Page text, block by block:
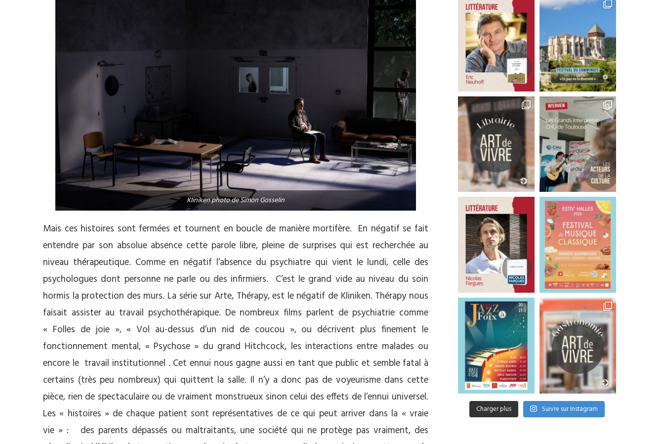
Kliniken photo de Simon Gosselin
Mais ces histoires sont fermées et tournent en boucle de manière mortifère. En négatif se fait
entendre par son absolue absence cette parole libre, pleine de surprises qui est recherchée au
niveau thérapeutique. Comme en négatif l’absence du psychiatre qui vient le lundi, celle des
psychologues dont personne ne parle ou des infirmiers. C’est le grand vide au niveau du soin
hormis la protection des murs. La série sur Arte, Thérapy, est le négatif de Kliniken. Thérapy nous
faisait assister au travail psychothérapique. De nombreux films parlent de psychiatrie comme
« Folles de joie », « Vol au-dessus d’un nid de coucou », ou décrivent plus finement le
fonctionnement mental, « Psychose » du grand Hitchcock, les interactions entre malades ou
encore le travail institutionnel . Cet ennui nous gagne aussi en tant que public et semble fatal à
certains (très peu nombreux) qui quittent la salle. Il n’y a donc pas de voyeurisme dans cette
pièce, rien de spectaculaire ou de vraiment monstrueux sinon celui des effets de l’ennui universel.
Les « histoires » de chaque patient sont représentatives de ce qui peut arriver dans la « vraie
vie » : des parents dépassés ou maltraitants, une société qui ne protège pas vraiment, des
Charger plus Suivre sur Instagram